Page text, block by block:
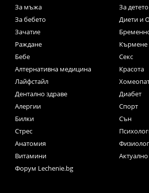
За мъжа
За детето
За бебето
Диети и
Зачатие
Раждане
Кърмене
Бебе
Секс
Алтернативна медицина
Красота
Лайфстайл
Дентално здраве
Диабет
Алергии
Спорт
Билки
Сън
Стрес
Анатомия
Витамини
Актуално
Форум Lechenie.bg